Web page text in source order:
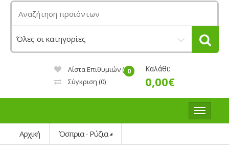
Λίστα Επιθυμιών (0)
Σύγκριση (0)
0 Καλάθι:
0,00€
Αρχική Όσπρια - Ρύζια